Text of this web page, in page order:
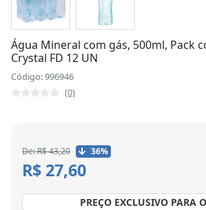
Água Mineral com gás, 500ml, Pack
Crystal FD 12 UN
Código: 996946
(0)
De: R$ 43,20 36%
R$ 27,60
PREÇO EXCLUSIVO PARA